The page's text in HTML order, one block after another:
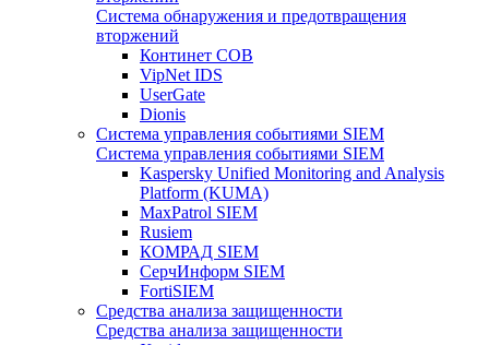
Система обнаружения и предотвращения
вторжений
Континет СОВ
VipNet IDS
UserGate
Dionis
Система управления событиями SIEM
Система управления событиями SIEM
Kaspersky Unified Monitoring and Analysis
Platform (KUMA)
MaxPatrol SIEM
Rusiem
КОМРАД SIEM
СерчИнформ SIEM
FortiSIEM
Средства анализа защищенности
Средства анализа защищенности